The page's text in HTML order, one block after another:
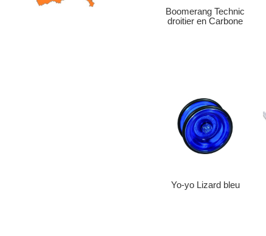
Boomerang Technic
droitier en Carbone
Yo-yo Lizard bleu